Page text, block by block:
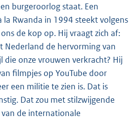
burgeroorlog staat. Een
la Rwanda in 1994 steekt volgens
de kop op. Hij vraagt zich af:
Nederland de hervorming van
die onze vrouwen verkracht? Hij
filmpjes op YouTube door
een militie te zien is. Dat is
Dat zou met stilzwijgende
de internationale